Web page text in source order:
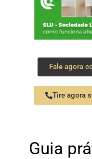
Fale agora
Tire agora
Guia